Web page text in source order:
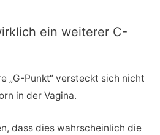
ein weiterer C-
„G-Punkt“ versteckt sich nicht
in der Vagina.
dass dies wahrscheinlich die